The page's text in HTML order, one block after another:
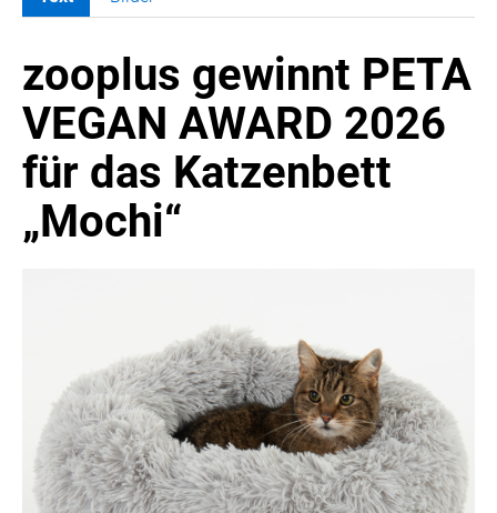
MELDUNGEN
SWORDFISH
AMAZON SPORT
AURA
AWOL VISION
BESTATTUNG HIMMELBLAU
CARRERA
PROF. GEORGE BIRKMAYER NADH
META COMMUNICATION
SONOS DE
SONOS AT
zooplus gewinnt PETA
VEGAN AWARD 2026
für das Katzenbett
„Mochi“